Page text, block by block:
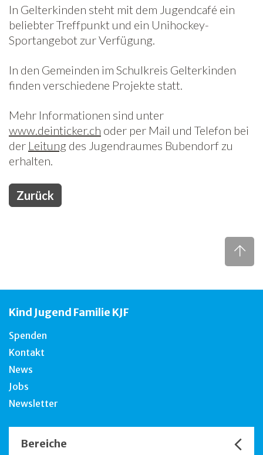
Newsletter
In Gelterkinden steht mit dem Jugendcafé ein
beliebter Treffpunkt und ein Unihockey-
Sportangebot zur Verfügung.
In den Gemeinden im Schulkreis Gelterkinden
finden verschiedene Projekte statt.
Mehr Informationen sind unter
www.deinticker.ch oder per Mail und Telefon bei
der Leitung des Jugendraumes Bubendorf zu
erhalten.
Zurück
Kind Jugend Familie KJF
Spenden
Kontakt
News
Jobs
Newsletter
Bereiche